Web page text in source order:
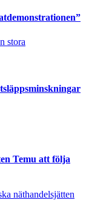
stora
Temu att följa
näthandelsjätten